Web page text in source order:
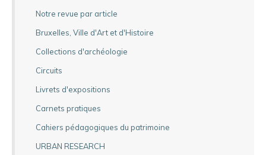
Notre revue par article
Bruxelles, Ville d'Art et d'Histoire
Collections d'archéologie
Circuits
Livrets d'expositions
Carnets pratiques
Cahiers pédagogiques du patrimoine
URBAN RESEARCH